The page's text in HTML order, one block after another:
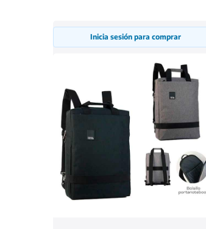
Inicia sesión para comprar